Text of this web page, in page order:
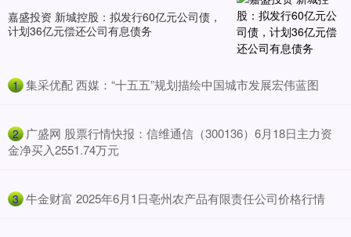
嘉盛投资 新城控股：拟发行60亿元公司债，
计划36亿元偿还公司有息债务
1 ​集采优配 西媒：“十五五”规划描绘中国城市发展宏伟蓝图
2 ​广盛网 股票行情快报：信维通信（300136）6月18日主力资
金净买入2551.74万元
3 ​牛金财富 2025年6月1日亳州农产品有限责任公司价格行情